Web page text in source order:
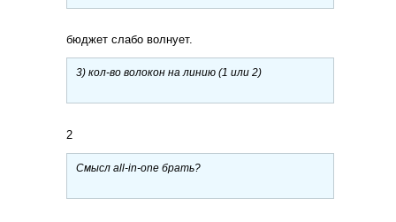
бюджет слабо волнует.
3) кол-во волокон на линию (1 или 2)
2
Смысл all-in-one брать?